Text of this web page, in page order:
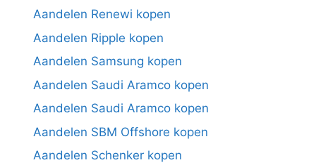
Aandelen Renewi kopen
Aandelen Ripple kopen
Aandelen Samsung kopen
Aandelen Saudi Aramco kopen
Aandelen Saudi Aramco kopen
Aandelen SBM Offshore kopen
Aandelen Schenker kopen